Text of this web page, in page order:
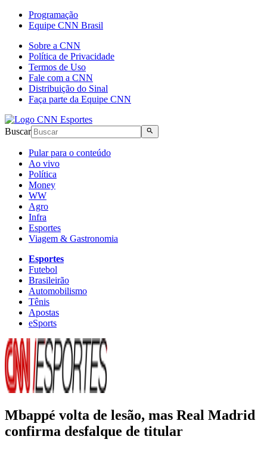
Programação
Equipe CNN Brasil
Sobre a CNN
Política de Privacidade
Termos de Uso
Fale com a CNN
Distribuição do Sinal
Faça parte da Equipe CNN
Buscar
Pular para o conteúdo
Ao vivo
Política
Money
WW
Agro
Infra
Esportes
Viagem & Gastronomia
Esportes
Futebol
Brasileirão
Automobilismo
Tênis
Apostas
eSports
Mbappé volta de lesão, mas Real Madrid
confirma desfalque de titular